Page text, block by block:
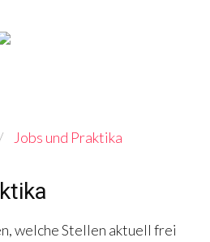
Jobs und Praktika
welche Stellen aktuell frei